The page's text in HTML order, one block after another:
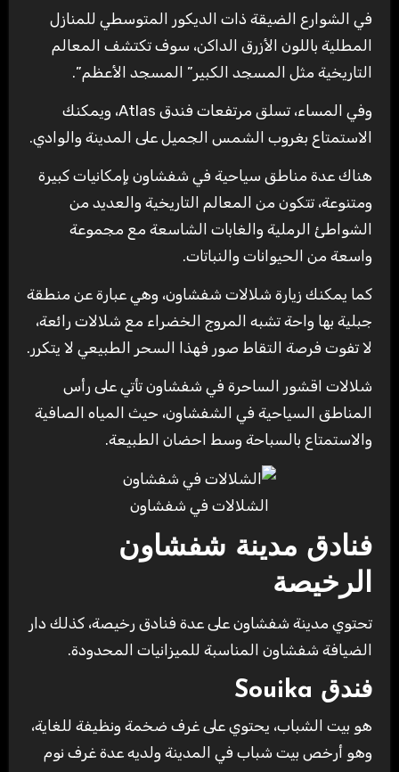
في الشوارع الضيقة ذات الديكور المتوسطي للمنازل
المطلية باللون الأزرق الداكن، سوف تكتشف المعالم
التاريخية مثل المسجد الكبير” المسجد الأعظم”.
وفي المساء، تسلق مرتفعات فندق Atlas، ويمكنك
الاستمتاع بغروب الشمس الجميل على المدينة والوادي.
هناك عدة مناطق سياحية في شفشاون بإمكانيات كبيرة
ومتنوعة، تتكون من المعالم التاريخية والعديد من
الشواطئ الرملية والغابات الشاسعة مع مجموعة
واسعة من الحيوانات والنباتات.
كما يمكنك زيارة شلالات شفشاون، وهي عبارة عن منطقة
جبلية بها واحة تشبه المروج الخضراء مع شلالات رائعة،
لا تفوت فرصة التقاط صور فهذا السحر الطبيعي لا يتكرر.
شلالات اقشور الساحرة في شفشاون تأتي على رأس
المناطق السياحية في الشفشاون، حيث المياه الصافية
والاستمتاع بالسباحة وسط احضان الطبيعة.
الشلالات في شفشاون
فنادق مدينة شفشاون
الرخيصة
تحتوي مدينة شفشاون على عدة فنادق رخيصة، كذلك دار
الضيافة شفشاون المناسبة للميزانيات المحدودة.
فندق Souika
هو بيت الشباب، يحتوي على غرف ضخمة ونظيفة للغاية،
وهو أرخص بيت شباب في المدينة ولديه عدة غرف نوم